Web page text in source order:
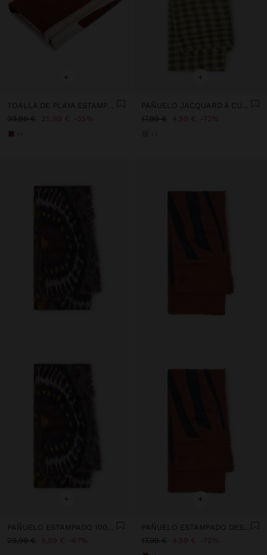
+
39,99 €
25,99 € 35%
+
17,99 €
4,99 € 72%
+
PAÑUELO ESTAMPADO 100% LANA
29,99 €
9,99 € 67%
+
PAÑUELO ESTAMPADO DESHILACHADO
17,99 €
4,99 € 72%